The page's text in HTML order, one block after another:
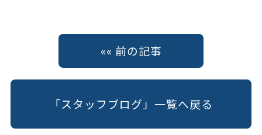
«« 前の記事
「スタッフブログ」一覧へ戻る